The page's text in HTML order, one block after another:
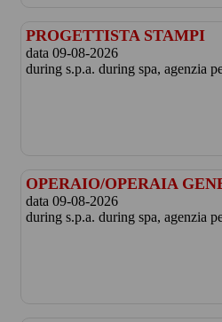
PROGETTISTA STAMPI
data 09-08-2026
during s.p.a. during spa, agenzia
OPERAIO/OPERAIA
data 09-08-2026
during s.p.a. during spa, agenzia